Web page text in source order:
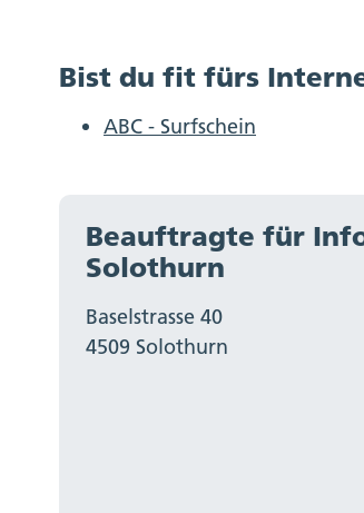
Bist du fit fürs
ABC - Surfschein
Beauftragte für
Solothurn
Baselstrasse 40
4509 Solothurn